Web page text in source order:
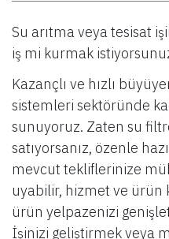
Su arıtma veya tesisat
iş mi kurmak
Kazançlı ve hızlı
sistemleri sektöründe
sunuyoruz. Zaten su
satıyorsanız, özenle
mevcut tekliflerinize
uyabilir, hizmet ve ürün
ürün yelpazenizi
İşinizi geliştirmek veya